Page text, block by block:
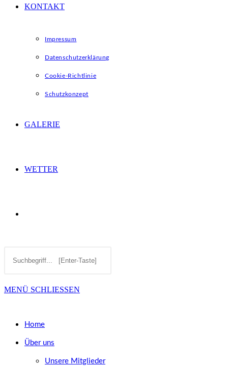
KONTAKT
Impressum
Datenschutzerklärung
Cookie-Richtlinie
Schutzkonzept
GALERIE
WETTER
SUCHE
Diese
durchsuchen
MENÜ SCHLIESSEN
Home
Über uns
Unsere Mitglieder